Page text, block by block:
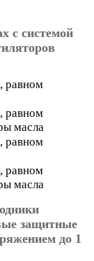
с системой
равном
равном
масла
равном
равном
масла
защитные
до 1